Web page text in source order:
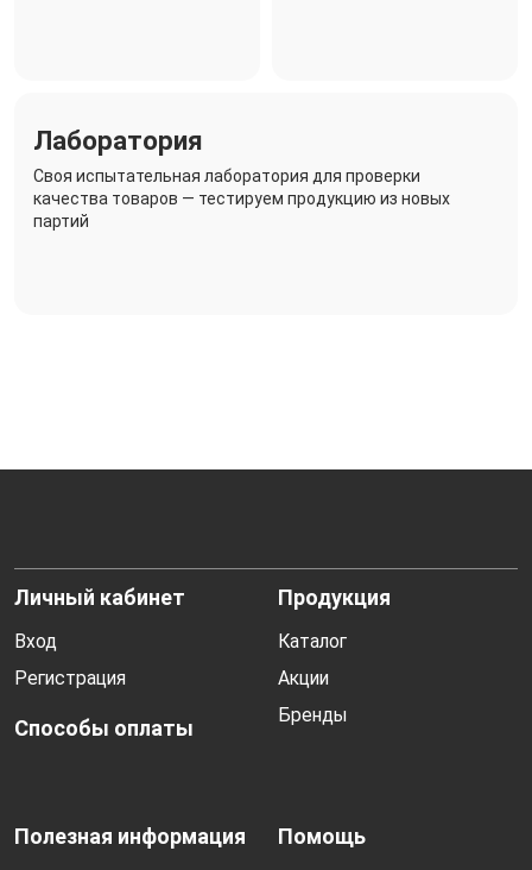
Лаборатория
Своя испытательная лаборатория для проверки
качества товаров — тестируем продукцию из новых
партий
Личный кабинет
Вход
Регистрация
Способы оплаты
Продукция
Каталог
Акции
Бренды
Полезная информация Помощь